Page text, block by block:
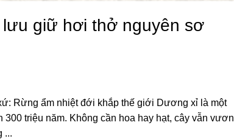
giữ hơi thở nguyên sơ
Rừng ẩm nhiệt đới khắp thế giới Dương xỉ là một
triệu năm. Không cần hoa hay hạt, cây vẫn vươn
...